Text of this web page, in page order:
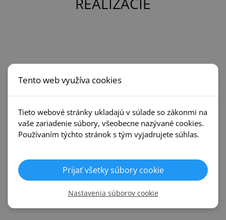
Tento web využíva cookies
Tieto webové stránky ukladajú v súlade so zákonmi na
vaše zariadenie súbory, všeobecne nazývané cookies.
Používaním týchto stránok s tým vyjadrujete súhlas.
Prijať všetky súbory cookie
Nastavenia súborov cookie